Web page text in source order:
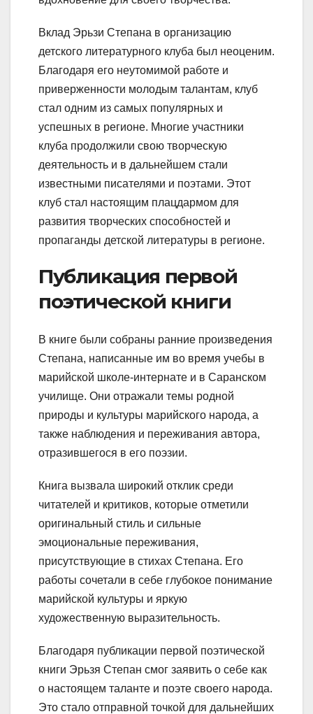
Вклад Эрьзи Степана в организацию
детского литературного клуба был неоценим.
Благодаря его неутомимой работе и
приверженности молодым талантам, клуб
стал одним из самых популярных и
успешных в регионе. Многие участники
клуба продолжили свою творческую
деятельность и в дальнейшем стали
известными писателями и поэтами. Этот
клуб стал настоящим плацдармом для
развития творческих способностей и
пропаганды детской литературы в регионе.
Публикация первой
поэтической книги
В книге были собраны ранние произведения
Степана, написанные им во время учебы в
марийской школе-интернате и в Саранском
училище. Они отражали темы родной
природы и культуры марийского народа, а
также наблюдения и переживания автора,
отразившегося в его поэзии.
Книга вызвала широкий отклик среди
читателей и критиков, которые отметили
оригинальный стиль и сильные
эмоциональные переживания,
присутствующие в стихах Степана. Его
работы сочетали в себе глубокое понимание
марийской культуры и яркую
художественную выразительность.
Благодаря публикации первой поэтической
книги Эрьзя Степан смог заявить о себе как
о настоящем таланте и поэте своего народа.
Это стало отправной точкой для дальнейших